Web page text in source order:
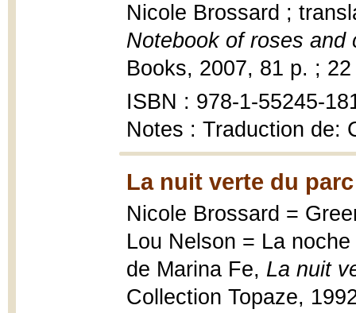
Nicole Brossard ;
Notebook of roses and
Books, 2007, 81 p. ;
ISBN : 978-1-55245-
Notes : Traduction de:
La nuit verte du
Nicole Brossard =
Lou Nelson = La
de Marina Fe, La nuit
Collection Topaze,